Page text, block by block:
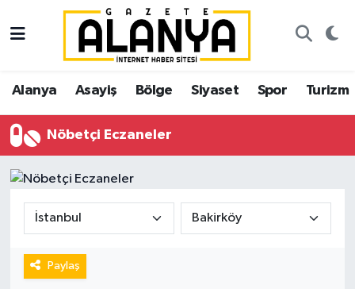
Alanya Asayiş Bölge Siyaset Spor Turizm
Nöbetçi Eczaneler
Paylaş
Alanya
Asayiş
Bölge
Siyaset
Spor
Turizm
İstanbul Nöbetçi Eczaneler
İstanbul Hava Durumu
İstanbul Trafik Yoğunluk Haritası
Süper Lig Puan Durumu ve Fikstür
Tüm Manşetler
Son Dakika Haberleri